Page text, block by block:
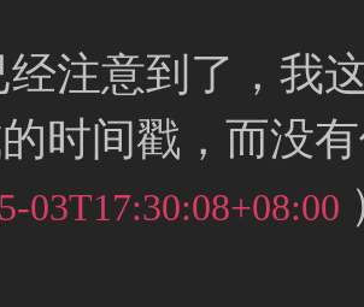
注意到了，我
时间戳，而没
03T17:30:08+08:00